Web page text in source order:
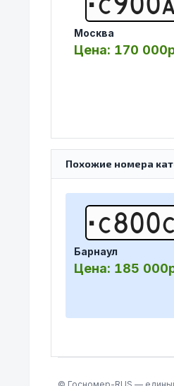
Москва
Цена: 170
Похожие номера
С800С
Барнаул
Цена: 185